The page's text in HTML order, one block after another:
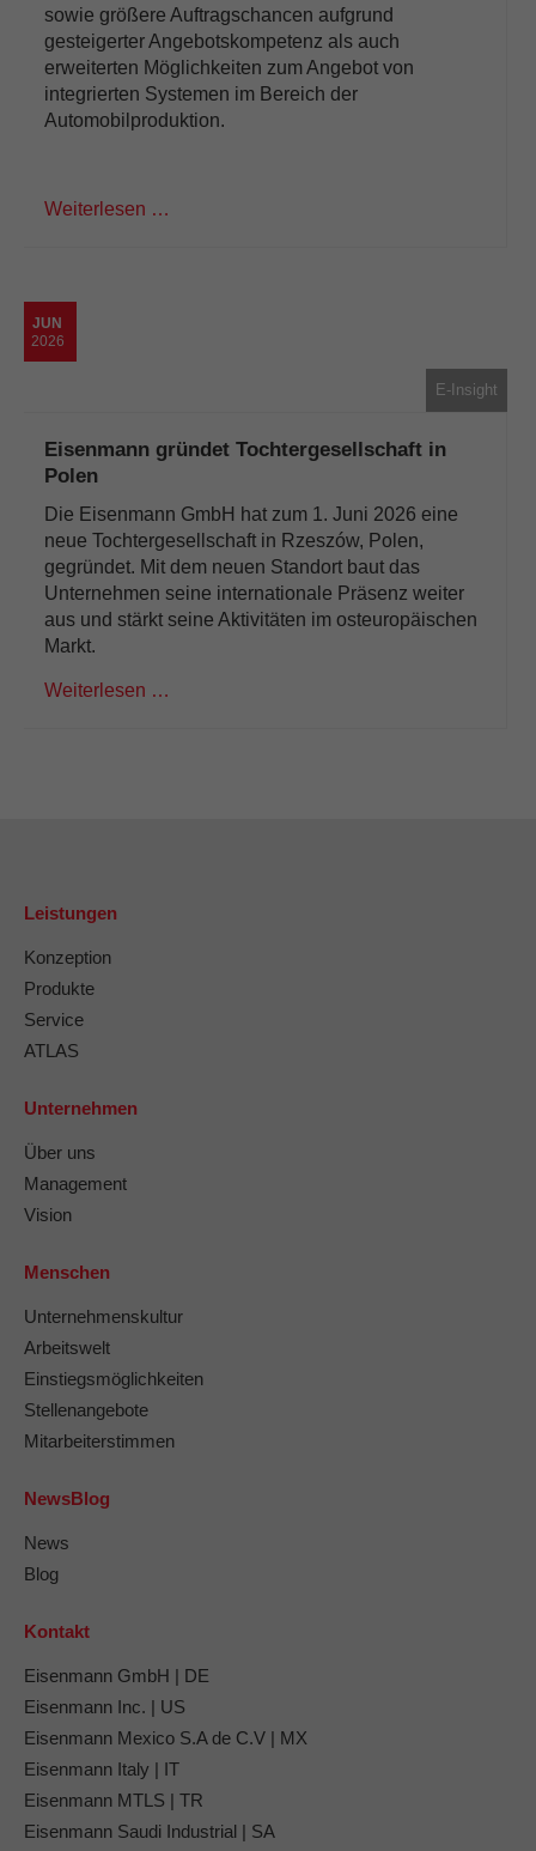
sowie größere Auftragschancen aufgrund
gesteigerter Angebotskompetenz als auch
erweiterten Möglichkeiten zum Angebot von
integrierten Systemen im Bereich der
Automobilproduktion.
Weiterlesen …
JUN
2026
E-Insight
Eisenmann gründet Tochtergesellschaft in
Polen
Die Eisenmann GmbH hat zum 1. Juni 2026 eine
neue Tochtergesellschaft in Rzeszów, Polen,
gegründet. Mit dem neuen Standort baut das
Unternehmen seine internationale Präsenz weiter
aus und stärkt seine Aktivitäten im osteuropäischen
Markt.
Weiterlesen …
Leistungen
Konzeption
Produkte
Service
ATLAS
Unternehmen
Über uns
Management
Vision
Menschen
Unternehmenskultur
Arbeitswelt
Einstiegsmöglichkeiten
Stellenangebote
Mitarbeiterstimmen
NewsBlog
News
Blog
Kontakt
Eisenmann GmbH | DE
Eisenmann Inc. | US
Eisenmann Mexico S.A de C.V | MX
Eisenmann Italy | IT
Eisenmann MTLS | TR
Eisenmann Saudi Industrial | SA